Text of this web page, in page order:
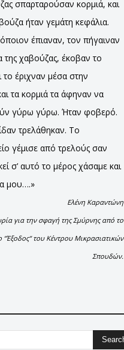
σπαρταρούσαν κορμιά, και
ήταν γεμάτη κεφάλια.
έπιαναν, τον πήγαιναν
της χαβούζας, έκοβαν το
το έριχναν μέσα στην
τα κορμιά τα άφηναν να
γύρω γύρω. Ήταν φοβερό.
τρελάθηκαν. Το
γέμισε από τρελούς σαν
σ’ αυτό το μέρος χάσαμε και
μου….»
Ελένη Καραντώνη
για την σφαγή της Σμύρνης από το
“Έξοδος“ του Κέντρου Μικρασιατικών
Σπουδών.